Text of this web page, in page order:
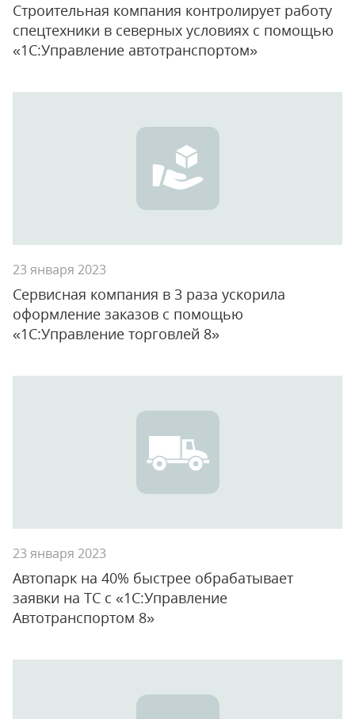
Строительная компания контролирует работу
спецтехники в северных условиях с помощью
«1С:Управление автотранспортом»
23 января 2023
Сервисная компания в 3 раза ускорила
оформление заказов с помощью
«1С:Управление торговлей 8»
23 января 2023
Автопарк на 40% быстрее обрабатывает
заявки на ТС с «1С:Управление
Автотранспортом 8»